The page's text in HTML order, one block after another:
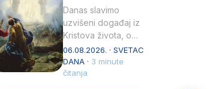
Danas slavimo
uzvišeni događaj iz
Kristova života, o
kojem nas izvješćuju
evanđelisti Matej,
Marko i Luka te sveti
06.08.2026. · SVETAC
DANA · 3 minute
čitanja